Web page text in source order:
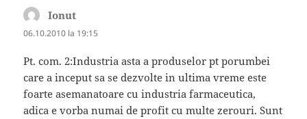
Ionut
06.10.2010 la 19:15
Pt. com. 2:Industria asta a produselor pt porumbei
care a inceput sa se dezvolte in ultima vreme este
foarte asemanatoare cu industria farmaceutica,
adica e vorba numai de profit cu multe zerouri. Sunt